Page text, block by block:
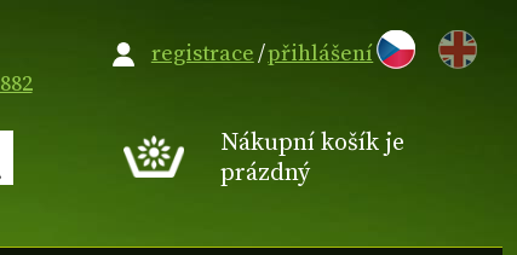
EN
Nákupní košík je
prázdný
registrace/přihlášení